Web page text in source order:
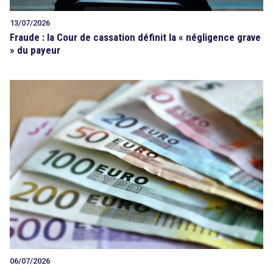
13/07/2026
Fraude : la Cour de cassation définit la « négligence grave
» du payeur
06/07/2026